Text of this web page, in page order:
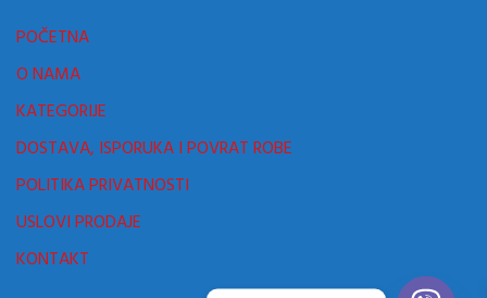
POČETNA
O NAMA
KATEGORIJE
DOSTAVA, ISPORUKA I POVRAT ROBE
POLITIKA PRIVATNOSTI
USLOVI PRODAJE
KONTAKT